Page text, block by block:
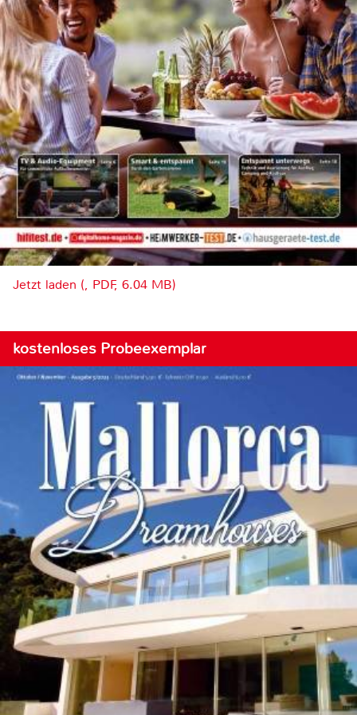
Jetzt laden (, PDF, 6.04 MB)
kostenloses Probeexemplar